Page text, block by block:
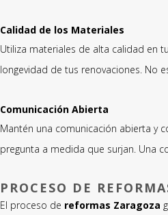
Calidad de los Materiales
Utiliza materiales de alta calidad en
longevidad de tus renovaciones. No
Comunicación Abierta
Mantén una comunicación abierta y
pregunta a medida que surjan. Una
PROCESO DE
El proceso de reformas Zaragoza